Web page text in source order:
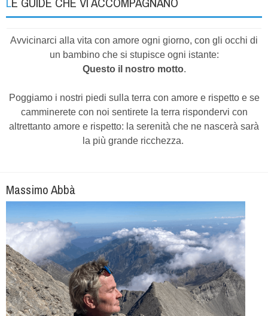
Avvicinarci alla vita con amore ogni giorno, con gli occhi di
un bambino che si stupisce ogni istante:
Questo il nostro motto.
Poggiamo i nostri piedi sulla terra con amore e rispetto e se
camminerete con noi sentirete la terra rispondervi con
altrettanto amore e rispetto: la serenità che ne nascerà sarà
la più grande ricchezza.
Massimo Abbà